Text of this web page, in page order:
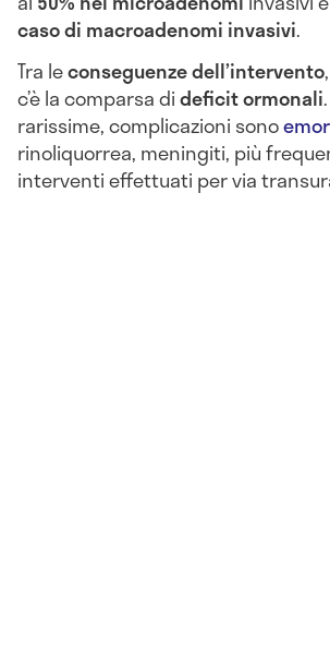
caso di macroadenomi invasivi.
Tra leconseguenze dell’intervento
c’è la comparsa dideficit ormonali
rarissime, complicazioni sono
rinoliquorrea, meningiti, più
interventi effettuati per via